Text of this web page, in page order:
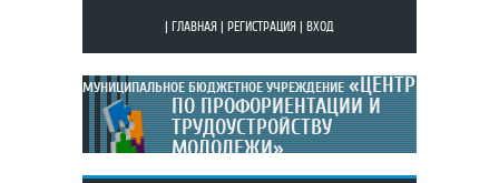
ГЛАВНАЯ РЕГИСТРАЦИЯ ВХОД
МУНИЦИПАЛЬНОЕ БЮДЖЕТНОЕ УЧРЕЖДЕНИЕ «ЦЕНТР
ПО ПРОФОРИЕНТАЦИИ И
ТРУДОУСТРОЙСТВУ
МОЛОДЕЖИ»